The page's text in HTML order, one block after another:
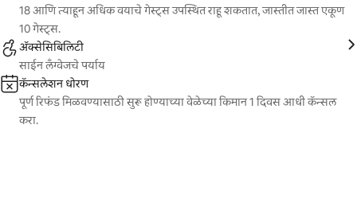
18 आणि त्याहून अधिक वयाचे गेस्ट्स उपस्थित राहू शकतात, जास्तीत जास्त एकूण
10 गेस्ट्स.
ॲक्सेसिबिलिटी
साईन लँग्वेजचे पर्याय
कॅन्सलेशन धोरण
पूर्ण रिफंड मिळवण्यासाठी सुरू होण्याच्या वेळेच्या किमान 1 दिवस आधी कॅन्सल
करा.